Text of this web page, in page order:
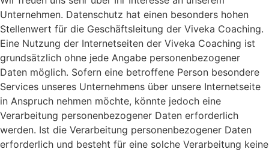
Unternehmen. Datenschutz hat einen besonders hohen
Stellenwert für die Geschäftsleitung der Viveka Coaching.
Eine Nutzung der Internetseiten der Viveka Coaching ist
grundsätzlich ohne jede Angabe personenbezogener
Daten möglich. Sofern eine betroffene Person besondere
Services unseres Unternehmens über unsere Internetseite
in Anspruch nehmen möchte, könnte jedoch eine
Verarbeitung personenbezogener Daten erforderlich
werden. Ist die Verarbeitung personenbezogener Daten
erforderlich und besteht für eine solche Verarbeitung keine